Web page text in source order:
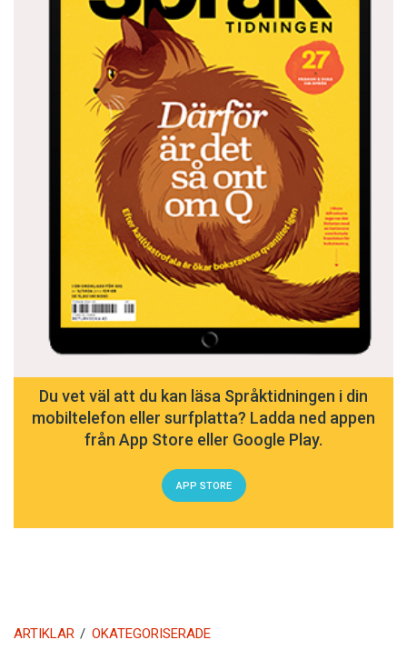
Du vet väl att du kan läsa Språktidningen i din
mobiltelefon eller surfplatta? Ladda ned appen
från App Store eller Google Play.
APP STORE
ARTIKLAR OKATEGORISERADE